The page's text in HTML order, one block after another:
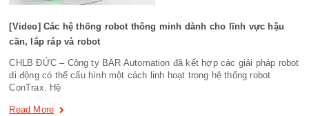
[Video] Các hệ thống robot thông minh dành cho lĩnh vực hậu
cần, lắp ráp và robot
CHLB ĐỨC – Công ty BÄR Automation đã kết hợp các giải pháp robot
di động có thể cấu hình một cách linh hoạt trong hệ thống robot
ConTrax. Hệ
Read More